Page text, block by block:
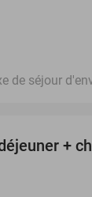
de séjour
+